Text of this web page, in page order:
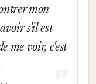
mon
s'il est
me voir, c'est